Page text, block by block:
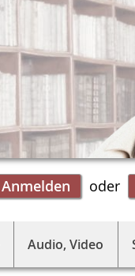
Anmelden
Audio, Video